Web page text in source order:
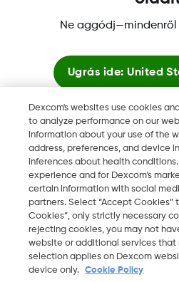
A Dexcom, a Dexcom Clarity, a
védjegyek az Egyesült
azok lehetnek.
2026 Dexcom, Inc. Minden jog
HU
Dexcom's websites use cookies
to analyze performance on our
information about your use of the
address, preferences, and device
inferences about health
experience and for Dexcom’s
certain information with social
partners. Select “Accept Cookies”
Cookies”, only strictly necessary
rejecting cookies, you may not
website or additional services that
selection applies on Dexcom
device only.
Cookie Policy
Ne aggódj—mindenről
Ugrás ide: United
Globális